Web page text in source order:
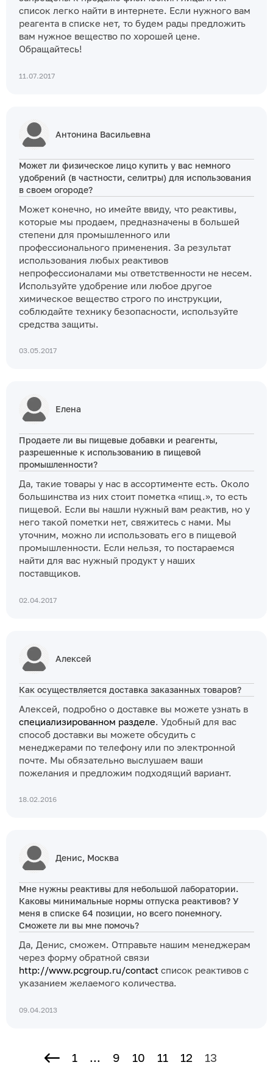
список легко найти в интернете. Если нужного вам
реагента в списке нет, то будем рады предложить
вам нужное вещество по хорошей цене.
Обращайтесь!
11.07.2017
Антонина Васильевна
Может ли физическое лицо купить у вас немного
удобрений (в частности, селитры) для использования
в своем огороде?
Может конечно, но имейте ввиду, что реактивы,
которые мы продаем, предназначены в большей
степени для промышленного или
профессионального применения. За результат
использования любых реактивов
непрофессионалами мы ответственности не несем.
Используйте удобрение или любое другое
химическое вещество строго по инструкции,
соблюдайте технику безопасности, используйте
средства защиты.
03.05.2017
Елена
Продаете ли вы пищевые добавки и реагенты,
разрешенные к использованию в пищевой
промышленности?
Да, такие товары у нас в ассортименте есть. Около
большинства из них стоит пометка «пищ.», то есть
пищевой. Если вы нашли нужный вам реактив, но у
него такой пометки нет, свяжитесь с нами. Мы
уточним, можно ли использовать его в пищевой
промышленности. Если нельзя, то постараемся
найти для вас нужный продукт у наших
поставщиков.
02.04.2017
Алексей
Как осуществляется доставка заказанных товаров?
Алексей, подробно о доставке вы можете узнать в
специализированном разделе. Удобный для вас
способ доставки вы можете обсудить с
менеджерами по телефону или по электронной
почте. Мы обязательно выслушаем ваши
пожелания и предложим подходящий вариант.
18.02.2016
Денис, Москва
Мне нужны реактивы для небольшой лаборатории.
Каковы минимальные нормы отпуска реактивов? У
меня в списке 64 позиции, но всего понемногу.
Сможете ли вы мне помочь?
Да, Денис, сможем. Отправьте нашим менеджерам
через форму обратной связи
http://www.pcgroup.ru/contact список реактивов с
указанием желаемого количества.
09.04.2013
1 ... 9 10 11 12 13